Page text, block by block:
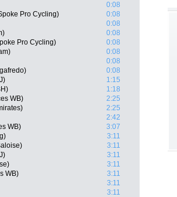
0:08
Pro Cycling)
0:08
0:08
0:08
Pro Cycling)
0:08
0:08
0:08
0:08
1:15
1:18
WB)
2:25
2:25
2:42
WB)
3:07
3:11
3:11
3:11
3:11
WB)
3:11
3:11
3:11